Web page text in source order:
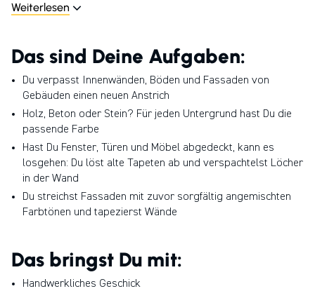
Weiterlesen
Das sind Deine Aufgaben:
Du verpasst Innenwänden, Böden und Fassaden von
Gebäuden einen neuen Anstrich
Holz, Beton oder Stein? Für jeden Untergrund hast Du die
passende Farbe
Hast Du Fenster, Türen und Möbel abgedeckt, kann es
losgehen: Du löst alte Tapeten ab und verspachtelst Löcher
in der Wand
Du streichst Fassaden mit zuvor sorgfältig angemischten
Farbtönen und tapezierst Wände
Das bringst Du mit:
Handwerkliches Geschick